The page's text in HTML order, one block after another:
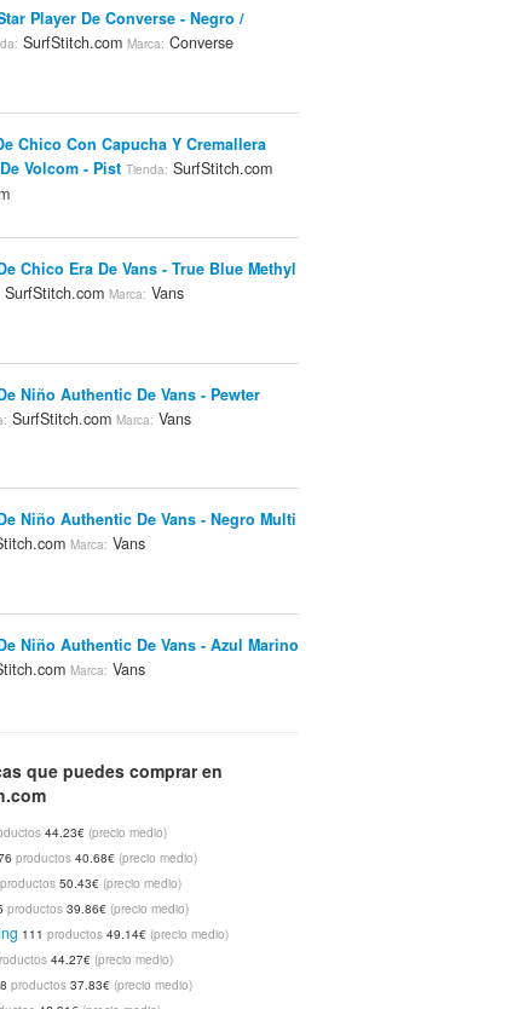
Player De Converse - Negro /
SurfStitch.com Marca: Converse
Chico Con Capucha Y Cremallera
Volcom - Pist Tienda: SurfStitch.com
Chico Era De Vans - True Blue Methyl
SurfStitch.com Marca: Vans
Niño Authentic De Vans - Pewter
SurfStitch.com Marca: Vans
Niño Authentic De Vans - Negro Multi
Marca: Vans
Niño Authentic De Vans - Azul Marino
Marca: Vans
Niño Authentic De Vans - Negro
Niño Authentic De Vans - Iridiscent
True W
Tienda:SurfStitch.com
que puedes comprar en
44.23€ (precio medio)
productos 40.68€ (precio medio)
productos 50.43€ (precio medio)
productos 39.86€ (precio medio)
111productos 49.14€ (precio medio)
44.27€ (precio medio)
productos 37.83€ (precio medio)